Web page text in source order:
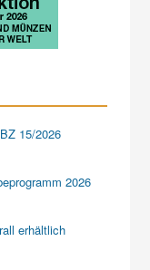
15/2026
2026
erhältlich